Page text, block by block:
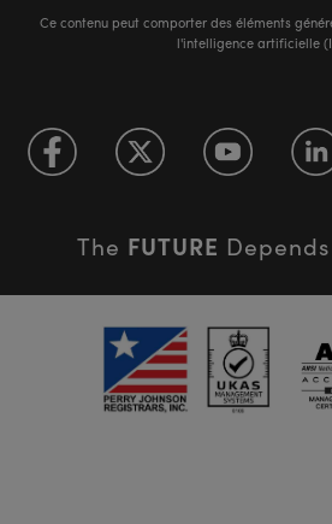
Ce contenu peut comporter des éléments
l'intelligence artificielle
The FUTURE